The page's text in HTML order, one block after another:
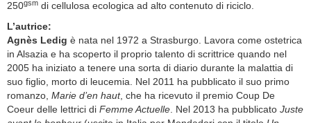
250gsm di cellulosa ecologica ad alto contenuto di riciclo.
L’autrice:
Agnès Ledig è nata nel 1972 a Strasburgo. Lavora come ostetrica
in Alsazia e ha scoperto il proprio talento di scrittrice quando nel
2005 ha iniziato a tenere una sorta di diario durante la malattia di
suo figlio, morto di leucemia. Nel 2011 ha pubblicato il suo primo
romanzo, Marie d’en haut, che ha ricevuto il premio Coup De
Coeur delle lettrici di Femme Actuelle. Nel 2013 ha pubblicato Juste